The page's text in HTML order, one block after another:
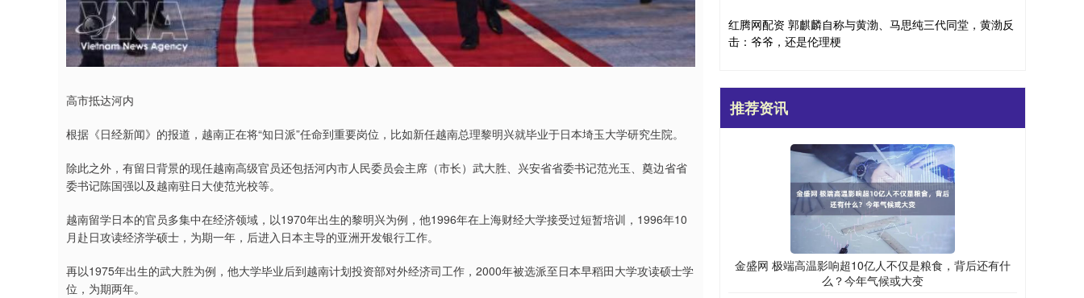
高市抵达河内
根据《日经新闻》的报道，越南正在将“知日派”任命到重要岗位，比如新任越南总理黎明兴就毕业于日本埼玉大学研究生院。
除此之外，有留日背景的现任越南高级官员还包括河内市人民委员会主席（市长）武大胜、兴安省省委书记范光玉、奠边省省
委书记陈国强以及越南驻日大使范光校等。
越南留学日本的官员多集中在经济领域，以1970年出生的黎明兴为例，他1996年在上海财经大学接受过短暂培训，1996年10
月赴日攻读经济学硕士，为期一年，后进入日本主导的亚洲开发银行工作。
再以1975年出生的武大胜为例，他大学毕业后到越南计划投资部对外经济司工作，2000年被选派至日本早稻田大学攻读硕士学
位，为期两年。
红腾网配资 郭麒麟自称与黄渤、马思纯三代同堂，黄渤反
击：爷爷，还是伦理梗
推荐资讯
金盛网 极端高温影响超10亿人不仅是粮食，背后还有什
么？今年气候或大变